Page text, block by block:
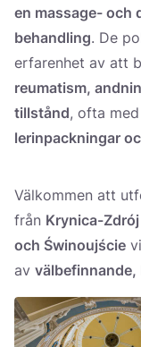
en massage- och
behandling. De
erfarenhet av att
reumatism,
tillstånd, ofta
lerinpackningar
Välkommen att
från Krynica-
och Świnoujście
av välbefinnande,